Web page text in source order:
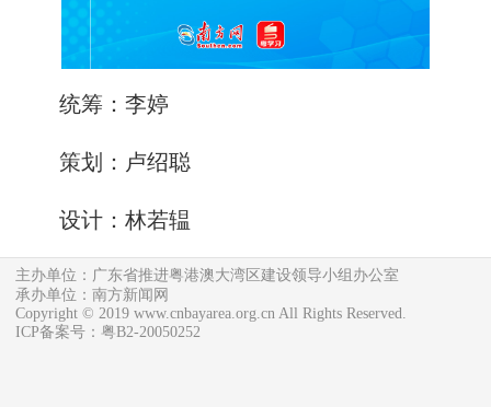
统筹：李婷
策划：卢绍聪
设计：林若辒
主办单位：广东省推进粤港澳大湾区建设领导小组办公室
承办单位：南方新闻网
Copyright © 2019 www.cnbayarea.org.cn All Rights Reserved.
ICP备案号：粤B2-20050252